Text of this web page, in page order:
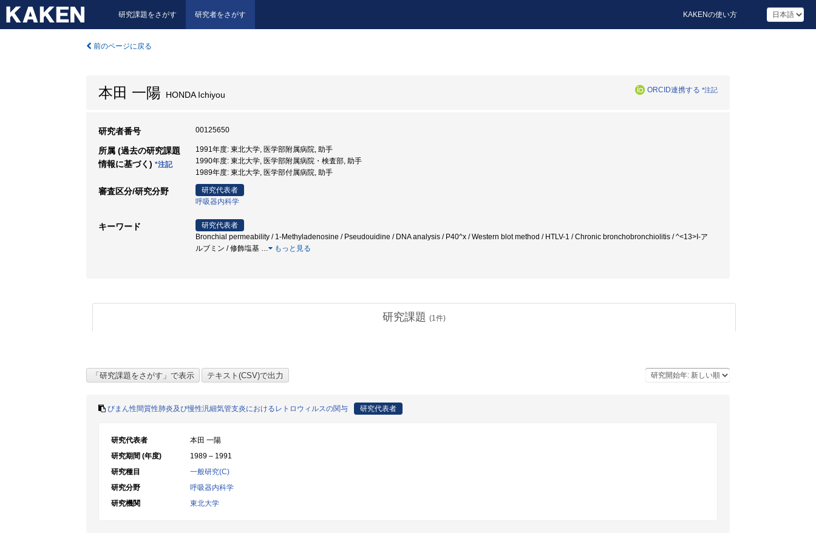
研究課題をさがす 研究者をさがす KAKENの使い方
前のページに戻る
本田 一陽 HONDA Ichiyou ORCID連携する *注記
研究者番号 00125650
所属 (過去の研究課題
情報に基づく) *注記
1991年度: 東北大学, 医学部附属病院, 助手
1990年度: 東北大学, 医学部附属病院・検査部, 助手
1989年度: 東北大学, 医学部付属病院, 助手
審査区分/研究分野
研究代表者
呼吸器内科学
キーワード
研究代表者
Bronchial permeability / 1-Methyladenosine / Pseudouidine / DNA analysis / P40^x / Western blot method / HTLV-1 / Chronic bronchobronchiolitis / ^<13>I-ア
ルブミン / 修飾塩基 … もっと見る
研究課題 (1件)
びまん性間質性肺炎及び慢性汎細気管支炎におけるレトロウィルスの関与 研究代表者
研究代表者
本田 一陽
研究期間 (年度)
1989 – 1991
研究種目
一般研究(C)
研究分野
呼吸器内科学
研究機関
東北大学